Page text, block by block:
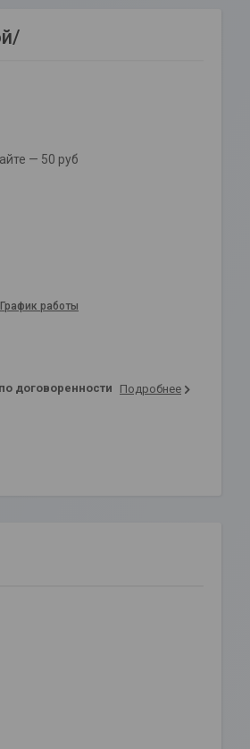
— 50 руб
График работы
по договоренности Подробнее